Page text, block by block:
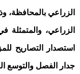
الزراعي بالمحافظة،
الزراعي، والمتمثلة
استصدار التصاريح
جدار الفصل والتوسع